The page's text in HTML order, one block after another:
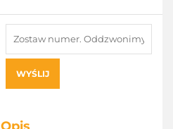
WYŚLIJ
Opis